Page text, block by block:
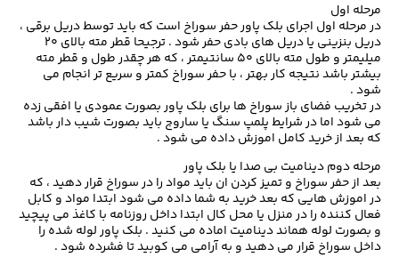
مرحله اول
در مرحله اول اجرای بلک پاور حفر سوراخ است که باید توسط دریل برقی ،
دریل بنزینی یا دریل های بادی حفر شود . ترجیحا قطر مته بالای ۲۰
میلیمتر و طول مته بالای ۵۰ سانتیمتر ، که هر چقدر طول و قطر مته
بیشتر باشد نتیجه کار بهتر ، با حفر سوراخ کمتر و سریع تر انجام می
شود .
در تخریب فضای باز سوراخ ها برای بلک پاور بصورت عمودی یا افقی زده
می شود اما در شرایط پلمپ سنگ یا ساروج باید بصورت شیب دار باشد
که بعد از خرید کامل اموزش داده می شود .
مرحله دوم دینامیت بی صدا یا بلک پاور
بعد از حفر سوراخ و تمیز کردن ان باید مواد را در سوراخ قرار دهید ، که
در اموزش هایی که بعد خرید به شما داده می شود ابتدا مواد و کابل
فعال کننده را در منزل یا محل کال ابتدا داخل روزنامه با کاغذ می پیچید
و بصورت لوله هماند دینامیت اماده می کنید . بلک پاور لوله شده را
داخل سوراخ قرار می دهید و به آرامی می کوبید تا فشرده شود .